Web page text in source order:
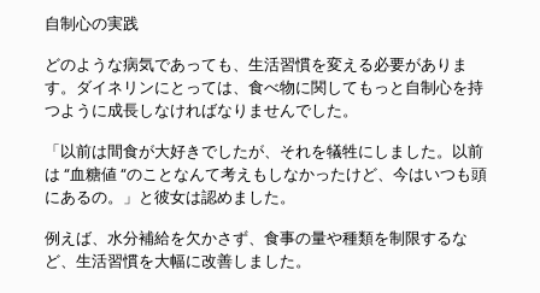
自制心の実践
どのような病気であっても、生活習慣を変える必要がありま
す。ダイネリンにとっては、食べ物に関してもっと自制心を持
つように成長しなければなりませんでした。
「以前は間食が大好きでしたが、それを犠牲にしました。以前
は “血糖値 “のことなんて考えもしなかったけど、今はいつも頭
にあるの。」と彼女は認めました。
例えば、水分補給を欠かさず、食事の量や種類を制限するな
ど、生活習慣を大幅に改善しました。